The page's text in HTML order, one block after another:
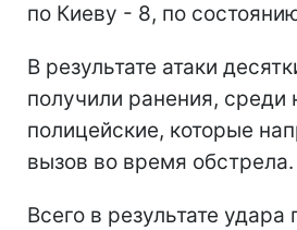
по Киеву - 8, по
В результате атаки
получили ранения, среди
полицейские, которые
вызов во время обстрела.
Всего в результате